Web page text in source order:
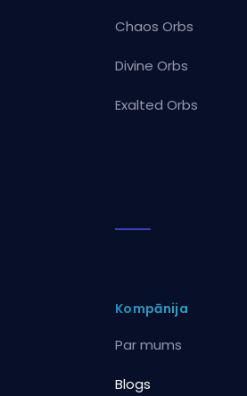
Chaos Orbs
Divine Orbs
Exalted Orbs
Kompānija
Par mums
Blogs